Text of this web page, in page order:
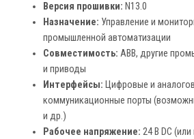
Версия прошивки: N13.0
Назначение: Управление и
промышленной автоматизации
Совместимость: ABB, другие
и приводы
Интерфейсы: Цифровые и
коммуникационные порты
и др.)
Рабочее напряжение: 24 В DC